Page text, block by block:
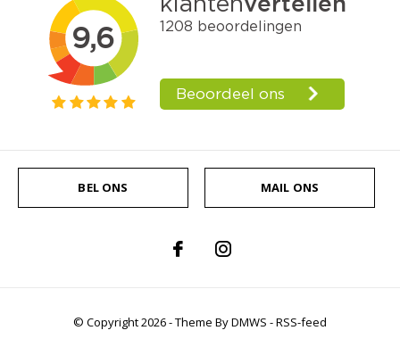
BEL ONS MAIL ONS
© Copyright2026- Theme ByDMWS -RSS-feed